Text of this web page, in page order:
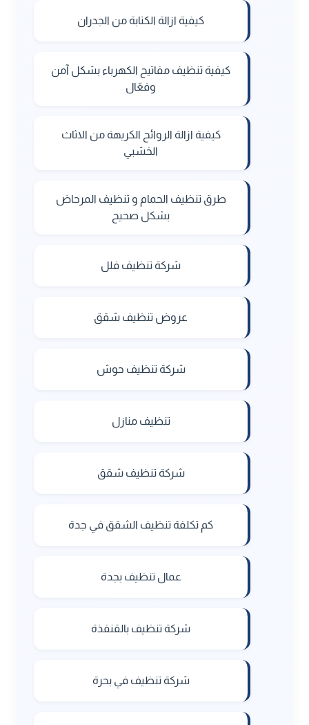
كيفية ازالة الكتابة من الجدران
كيفية تنظيف مفاتيح الكهرباء بشكل آمن
وفعّال
كيفية ازالة الروائح الكريهة من الاثاث
الخشبي
طرق تنظيف الحمام و تنظيف المرحاض
بشكل صحيح
شركة تنظيف فلل
عروض تنظيف شقق
شركة تنظيف حوش
تنظيف منازل
شركة تنظيف شقق
كم تكلفة تنظيف الشقق في جدة
عمال تنظيف بجدة
شركة تنظيف بالقنفذة
شركة تنظيف في بحرة